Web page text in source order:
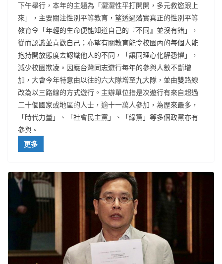
下午舉行，本年的主題為「澀澀性平打開開，多元教慾跟上
來」，主要關注性別平等教育，望透過落實真正的性別平等
教育令「年輕的生命便能知道自己的『不同』並沒有錯」，
從而認識並喜歡自己；亦望有關教育能令校園內的每個人能
抱持開放態度去認識他人的不同，「讓同理心化解恐懼」，
減少校園欺凌。因應台灣同志遊行每年的參與人數不斷增
加，大會今年特意由以往的六大隊增至九大隊，並由雙路線
改為以三路線的方式遊行。主辦單位指是次遊行有來自超過
二十個國家或地區的人士，逾十一萬人參加，為歷來最多，
「時代力量」、「社會民主黨」、「綠黨」等多個政黨亦有
參與。
更多